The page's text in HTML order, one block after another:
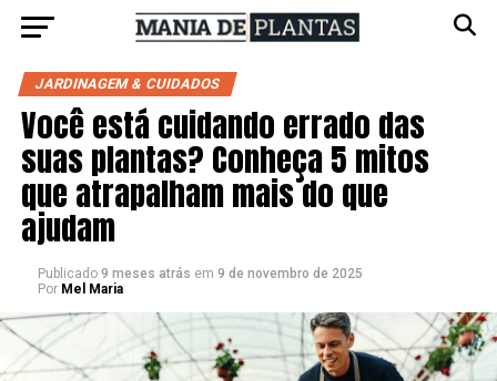
JARDINAGEM & CUIDADOS
Você está cuidando errado das
suas plantas? Conheça 5 mitos
que atrapalham mais do que
ajudam
Publicado 9 meses atrás em 9 de novembro de 2025
Por Mel Maria